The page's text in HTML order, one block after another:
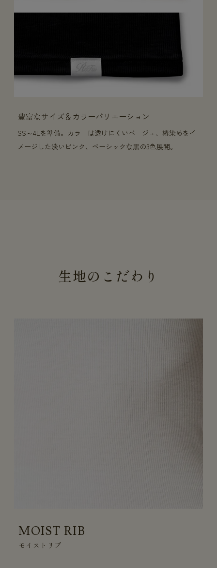
豊富なサイズ＆カラーバリエーション
SS～4Lを準備。カラーは透けにくいベージュ、椿染めをイ
メージした淡いピンク、ベーシックな黒の3色展開。
生地のこだわり
MOIST RIB
モイストリブ